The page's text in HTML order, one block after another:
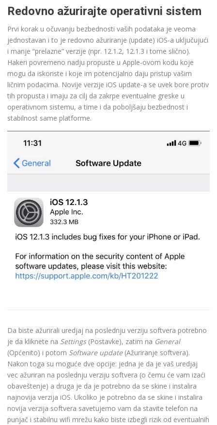
Redovno ažurirajte operativni sistem
Prvi korak u očuvanju bezbednosti vaših podataka je veoma
jednostavan i to je redovno ažuriranje (update) iOS-a uključujući
i manje “prelazne” verzije (npr. 12.1.2, 12.1.3 i tome slično).
Hakeri povremeno nadju propuste u Apple-ovom kodu koje
mogu da iskoriste i koje im potencijalno daju pristup vašim
ličnim podacima. Novije verzije iOS update-a se uvek bore protiv
tih propusta i imaju za cilj da zakrpe eventualne greske u
operativnom sistemu, a time i da poboljšaju bezbednost i
stabilnost same platforme.
Da biste ažurirali uredjaj na poslednju verziju softvera potrebno
je da kliknete na Settings(Postavke), zatim na General
(Općenito) i potom Software update(Ažuriranje softvera).
Nakon toga su moguće dve opcije: jedna je da je vaš uredjaj
vec ažuriran na poslednju verziju softvera (o čemu će vam izaći
obaveštenje) a druga je da je potrebno da se skine i instalira
najnovija verzija iOS. Ukoliko je potrebno da se skine i instalira
novija verzija softvera savetujemo vam da stavite telefon na
punjač i stabilnu wifi mrežu kako biste izbegli rizik od eventualnih